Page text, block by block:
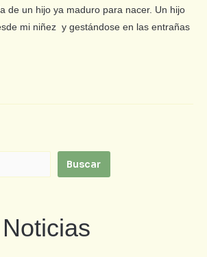
de un hijo ya maduro para nacer. Un hijo
mi niñez y gestándose en las entrañas
Buscar